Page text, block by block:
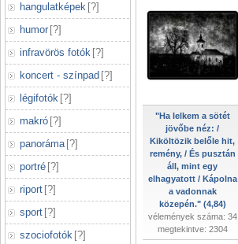
hangulatképek [?]
humor [?]
infravörös fotók [?]
koncert - színpad [?]
légifotók [?]
makró [?]
panoráma [?]
portré [?]
riport [?]
sport [?]
szociofotók [?]
"Ha lelkem a sötét
jövőbe néz: /
Kiköltözik belőle hit,
remény, / És pusztán
áll, mint egy
elhagyatott / Kápolna
a vadonnak
közepén." (4,84)
vélemények száma: 34
megtekintve: 2304